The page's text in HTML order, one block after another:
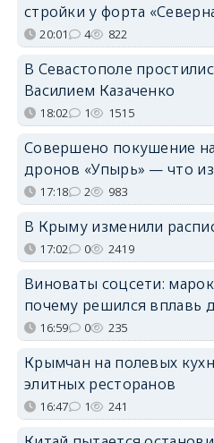
стройки у форта
20:01 4 822
В Севастополе
Василием Казаченко
18:02 1 1515
Совершено покушение
дронов «Упырь» — что
17:18 2 983
В Крыму изменили
17:02 0 2419
Виноваты соцсети:
почему решился вплавь
16:59 0 235
Крымчан на полевых
элитных ресторанов
16:47 1 241